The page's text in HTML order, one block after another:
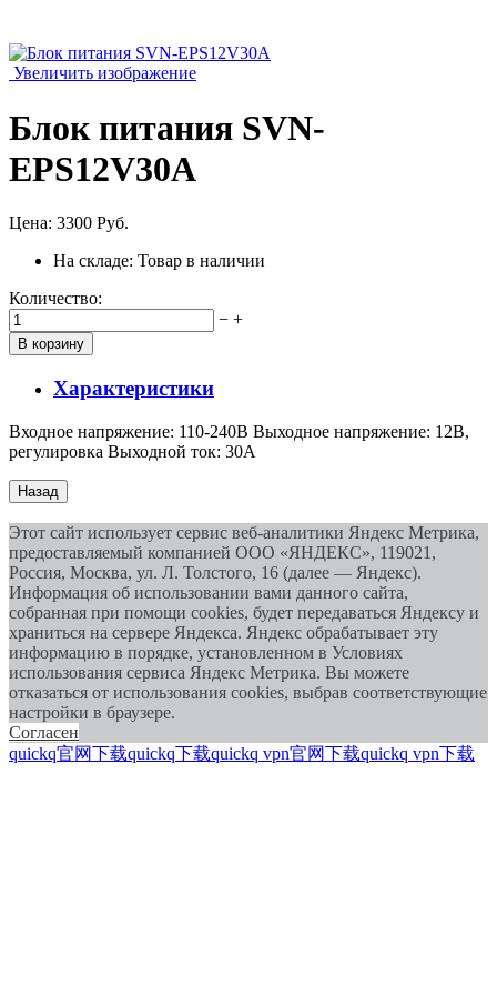
Увеличить изображение
Блок питания SVN-
EPS12V30A
Цена: 3300 Руб.
На складе: Товар в наличии
Количество:
− +
Характеристики
Входное напряжение: 110-240В Выходное напряжение: 12В,
регулировка Выходной ток: 30А
Этот сайт использует сервис веб-аналитики Яндекс Метрика,
предоставляемый компанией ООО «ЯНДЕКС», 119021,
Россия, Москва, ул. Л. Толстого, 16 (далее — Яндекс).
Информация об использовании вами данного сайта,
собранная при помощи cookies, будет передаваться Яндексу и
храниться на сервере Яндекса. Яндекс обрабатывает эту
информацию в порядке, установленном в Условиях
использования сервиса Яндекс Метрика. Вы можете
отказаться от использования cookies, выбрав соответствующие
настройки в браузере.
Согласен
quickq官网下载quickq下载quickq vpn官网下载quickq vpn下载